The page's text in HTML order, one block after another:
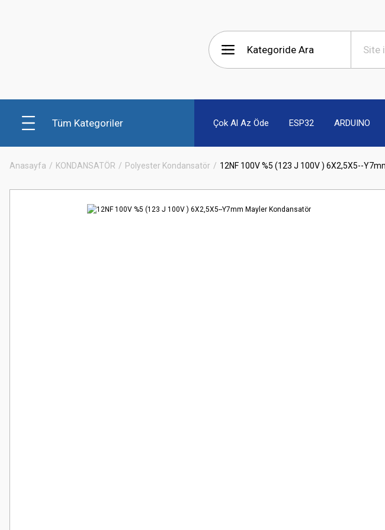
Tüm Kategoriler Çok Al Az Öde ESP32 ARDUINO
Anasayfa KONDANSATÖR Polyester Kondansatör 12NF 100V %5 (123 J 100V ) 6X2,5X5--